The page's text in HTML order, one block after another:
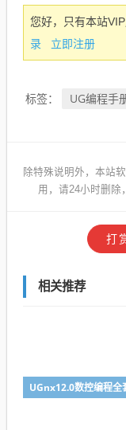
您好，只有本站
录
立即注册
标签： UG编程手
除特殊说明外，本站
用，请24小时删除
打
相关推荐